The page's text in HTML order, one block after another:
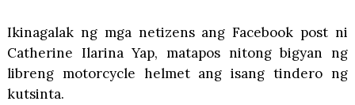
Ikinagalak ng mga netizens ang Facebook post ni
Catherine Ilarina Yap, matapos nitong bigyan ng
libreng motorcycle helmet ang isang tindero ng
kutsinta.